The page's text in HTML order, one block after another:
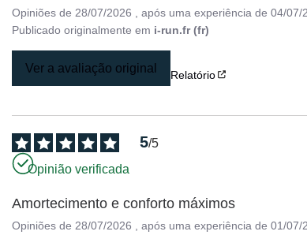
Opiniões de 28/07/2026 , após uma experiência de04/07/
Publicado originalmente em i-run.fr (fr)
Ver a avaliação original Relatório
5/5
Opinião verificada
Amortecimento e conforto máximos
Opiniões de 28/07/2026 , após uma experiência de01/07/